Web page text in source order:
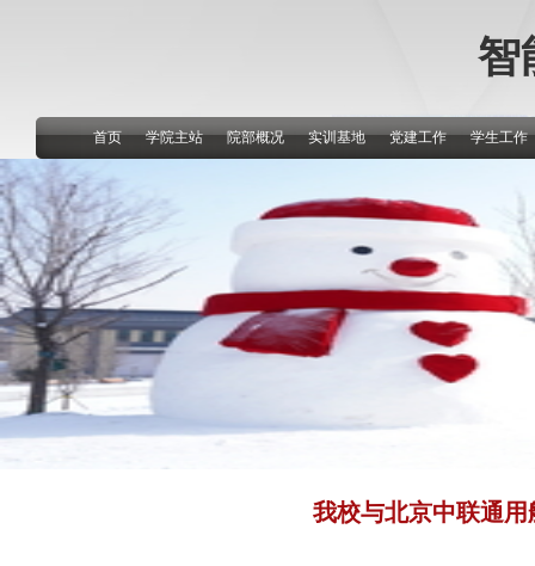
智
首页 学院主站 院部概况 实训基地 党建工作 学生工作
我校与北京中联通